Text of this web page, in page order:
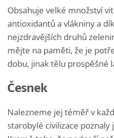
Obsahuje velké množství
antioxidantů a vlákniny a
nejzdravějších druhů
mějte na paměti, že je
dobu, jinak tělu prospěšné
Česnek
Nalezneme jej téměř v
starobylé civilizace